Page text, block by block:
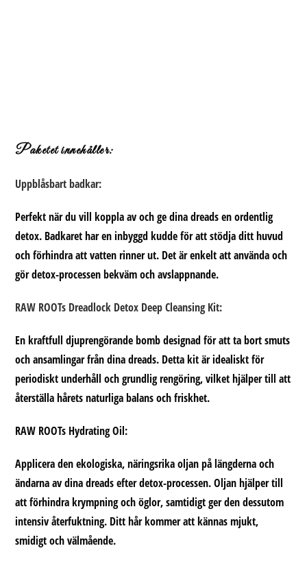
Paketet innehåller:
Uppblåsbart badkar:
Perfekt när du vill koppla av och ge dina dreads en ordentlig
detox. Badkaret har en inbyggd kudde för att stödja ditt huvud
och förhindra att vatten rinner ut. Det är enkelt att använda och
gör detox-processen bekväm och avslappnande.
RAW ROOTs Dreadlock Detox Deep Cleansing Kit:
En kraftfull djuprengörande bomb designad för att ta bort smuts
och ansamlingar från dina dreads. Detta kit är idealiskt för
periodiskt underhåll och grundlig rengöring, vilket hjälper till att
återställa hårets naturliga balans och friskhet.
RAW ROOTs Hydrating Oil:
Applicera den ekologiska, näringsrika oljan på längderna och
ändarna av dina dreads efter detox-processen. Oljan hjälper till
att förhindra krympning och öglor, samtidigt ger den dessutom
intensiv återfuktning. Ditt hår kommer att kännas mjukt,
smidigt och välmående.